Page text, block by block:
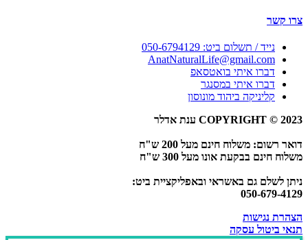
צרו קשר
נייד / תשלום ביט: 050-6794129
AnatNaturalLife@gmail.com
דברו איתי בואטסאפ
דברו איתי במסנגר
קליניקה ביהוד מונוסון
COPYRIGHT © 2023 ענת אדלר
דואר רשום: משלוח חינם מעל 200 ש"ח
משלוח חינם בבקעת אונו מעל 300 ש"ח
ניתן לשלם גם באשראי ובאפליקציית ביט:
050-679-4129
הצהרת נגישות
תנאי ביטול עסקה